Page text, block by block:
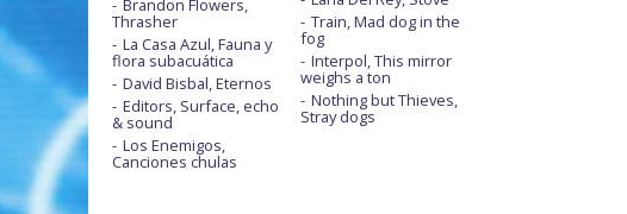
Brandon Flowers,
Thrasher
La Casa Azul, Fauna y
flora subacuática
David Bisbal, Eternos
Editors, Surface, echo
& sound
Los Enemigos,
Canciones chulas
Train, Mad dog in the
fog
Interpol, This mirror
weighs a ton
Nothing but Thieves,
Stray dogs